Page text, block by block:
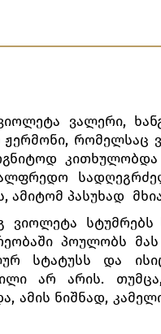
ვალერი,
რომელსაც
კითხულობდა
ამიტომ პასუხად
ვიოლეტა სტუმრებს
პოულობს
სტატუსს და
არ არის.
ამის ნიშნად,